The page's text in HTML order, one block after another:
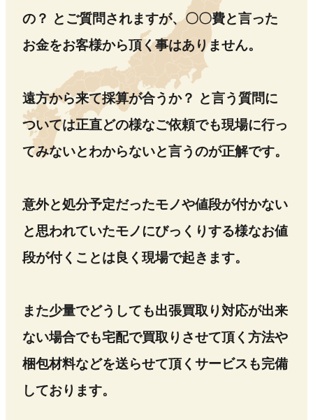
の？ とご質問されますが、〇〇費と言った
お金をお客様から頂く事はありません。
遠方から来て採算が合うか？ と言う質問に
ついては正直どの様なご依頼でも現場に行っ
てみないとわからないと言うのが正解です。
意外と処分予定だったモノや値段が付かない
と思われていたモノにびっくりする様なお値
段が付くことは良く現場で起きます。
また少量でどうしても出張買取り対応が出来
ない場合でも宅配で買取りさせて頂く方法や
梱包材料などを送らせて頂くサービスも完備
しております。